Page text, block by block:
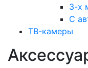
3-х
С
ТВ-камеры